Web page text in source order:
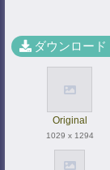
ダウンロード
Original
1029 x 1294